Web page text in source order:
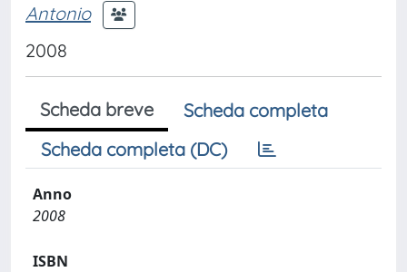
Antonio
2008
Scheda breve
Scheda completa
Scheda completa (DC)
Anno
2008
ISBN